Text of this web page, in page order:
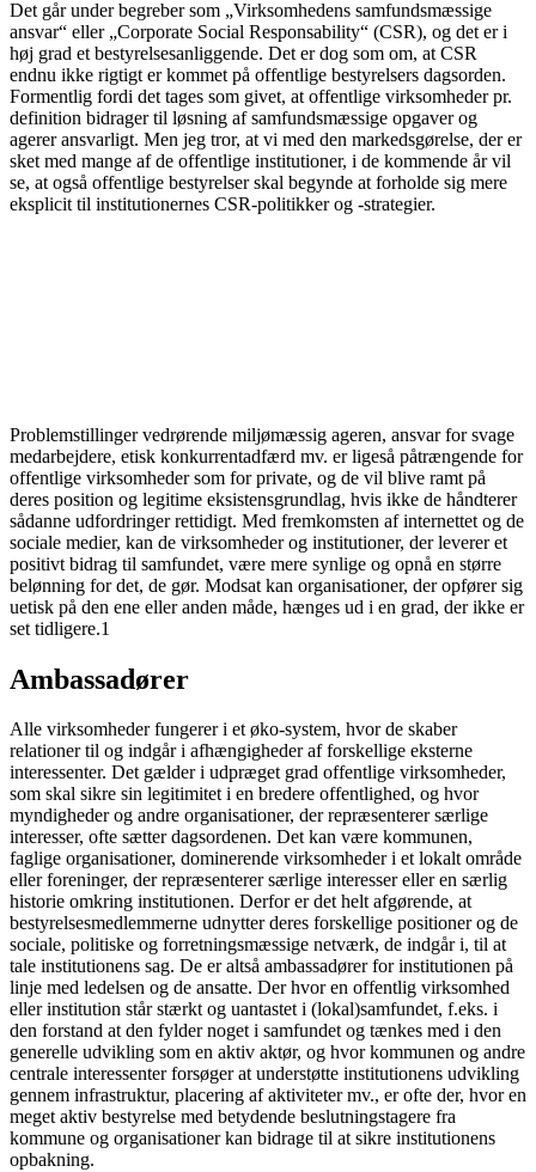
Det går under begreber som „Virksomhedens samfundsmæssige
ansvar“ eller „Corporate Social Responsability“ (CSR), og det er i
høj grad et bestyrelsesanliggende. Det er dog som om, at CSR
endnu ikke rigtigt er kommet på offentlige bestyrelsers dagsor­den.
Formentlig fordi det tages som givet, at offentlige virksomheder pr.
definition bidrager til løsning af samfundsmæssige opgaver og
agerer ansvarligt. Men jeg tror, at vi med den markedsgørelse, der er
sket med mange af de offentlige institutioner, i de kommende år vil
se, at også offentlige bestyrelser skal begynde at forholde sig mere
eksplicit til institutionernes CSR-politikker og -strategier.
Problemstillinger vedrørende miljømæssig ageren, ansvar for svage
medarbejdere, etisk konkurrentadfærd mv. er ligeså påtrængende for
offentlige virksomheder som for pri­vate, og de vil blive ramt på
deres position og legitime eksistensgrundlag, hvis ikke de håndterer
sådanne udfordringer ret­tidigt. Med fremkomsten af internettet og de
sociale medier, kan de virksomheder og institutioner, der leverer et
positivt bidrag til samfundet, være mere synlige og opnå en større
belønning for det, de gør. Modsat kan organisationer, der opfører sig
uetisk på den ene eller anden måde, hænges ud i en grad, der ikke er
set tidligere.1
Ambassadører
Alle virksomheder fungerer i et øko-system, hvor de skaber
relationer til og indgår i afhængigheder af forskellige eksterne
interes­senter. Det gælder i udpræget grad offentlige virksomheder,
som skal sikre sin legitimitet i en bredere offentlighed, og hvor
myndighe­der og andre organisationer, der repræsen­terer særlige
interesser, ofte sætter dagsor­denen. Det kan være kommunen,
faglige organisationer, dominerende virksomheder i et lokalt område
eller foreninger, der repræ­senterer særlige interesser eller en særlig
historie omkring institutionen. Derfor er det helt afgørende, at
bestyrelsesmedlemmerne udnytter deres forskellige positioner og de
sociale, politiske og forretningsmæssige netværk, de indgår i, til at
tale institutionens sag. De er altså ambassadører for institutio­nen på
linje med ledelsen og de ansatte. Der hvor en offentlig virksomhed
eller institution står stærkt og uantastet i (lokal)samfundet, f.eks. i
den forstand at den fylder noget i samfundet og tænkes med i den
generelle udvikling som en aktiv aktør, og hvor kom­munen og andre
centrale interessenter for­søger at understøtte institutionens udvikling
gennem infrastruktur, placering af aktiviteter mv., er ofte der, hvor en
meget aktiv besty­relse med betydende beslutningstagere fra
kommune og organisationer kan bidrage til at sikre institutionens
opbakning.